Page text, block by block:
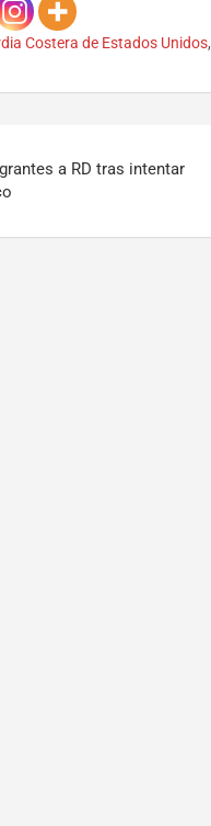
Costera de Estados Unidos,
a RD tras intentar